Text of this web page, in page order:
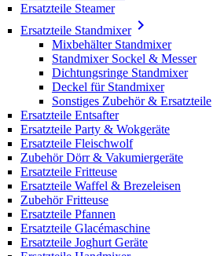
Ersatzteile Steamer
Ersatzteile Standmixer
Mixbehälter Standmixer
Standmixer Sockel & Messer
Dichtungsringe Standmixer
Deckel für Standmixer
Sonstiges Zubehör & Ersatzteile
Ersatzteile Entsafter
Ersatzteile Party & Wokgeräte
Ersatzteile Fleischwolf
Zubehör Dörr & Vakumiergeräte
Ersatzteile Fritteuse
Ersatzteile Waffel & Brezeleisen
Zubehör Fritteuse
Ersatzteile Pfannen
Ersatzteile Glacémaschine
Ersatzteile Joghurt Geräte